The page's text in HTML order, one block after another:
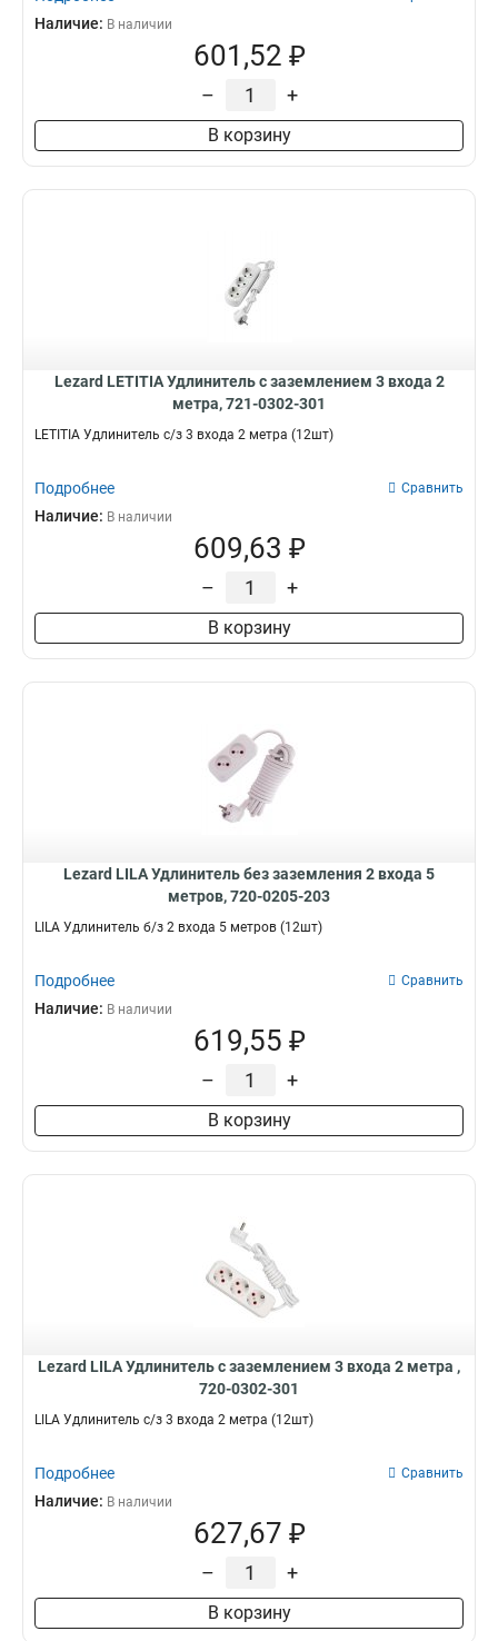
Наличие: В наличии
601,52 ₽
– +
В корзину
Lezard LETITIA Удлинитель с заземлением 3 входа 2
метра, 721-0302-301
LETITIA Удлинитель с/з 3 входа 2 метра (12шт)
Подробнее Сравнить
Наличие: В наличии
609,63 ₽
– +
В корзину
Lezard LILA Удлинитель без заземления 2 входа 5
метров, 720-0205-203
LILA Удлинитель б/з 2 входа 5 метров (12шт)
Подробнее Сравнить
Наличие: В наличии
619,55 ₽
– +
В корзину
Lezard LILA Удлинитель с заземлением 3 входа 2 метра ,
720-0302-301
LILA Удлинитель с/з 3 входа 2 метра (12шт)
Подробнее Сравнить
Наличие: В наличии
627,67 ₽
– +
В корзину